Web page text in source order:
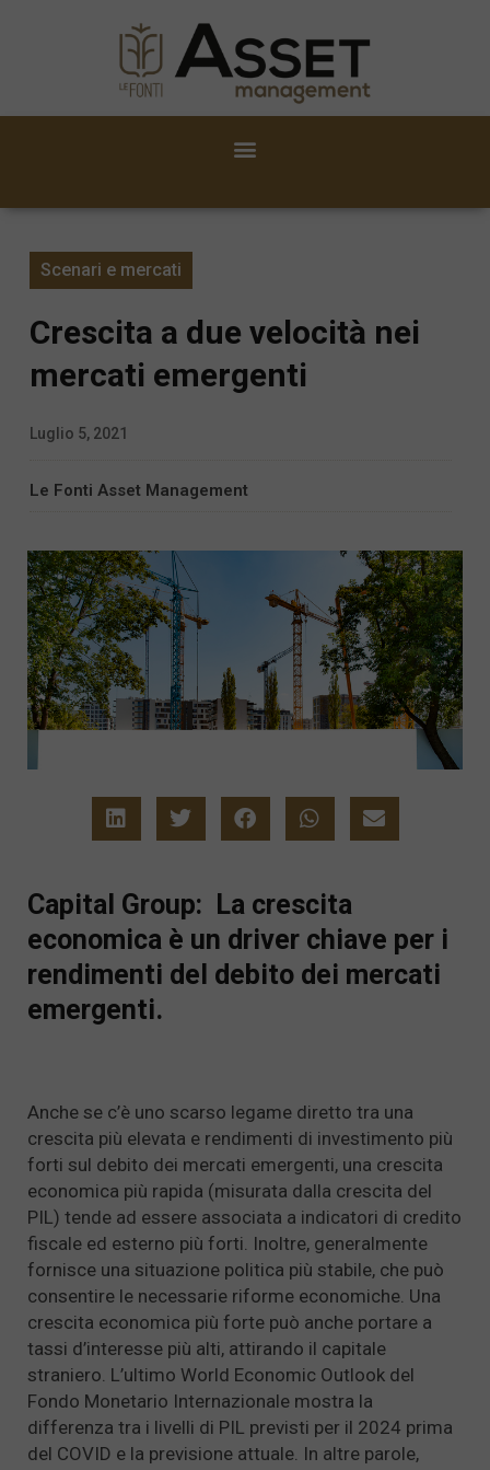
Scenari e mercati
Crescita a due velocità nei
mercati emergenti
Luglio 5, 2021
Le Fonti Asset Management
Capital Group: La crescita
economica è un driver chiave per i
rendimenti del debito dei mercati
emergenti.
Anche se c’è uno scarso legame diretto tra una
crescita più elevata e rendimenti di investimento più
forti sul debito dei mercati emergenti, una crescita
economica più rapida (misurata dalla crescita del
PIL) tende ad essere associata a indicatori di credito
fiscale ed esterno più forti. Inoltre, generalmente
fornisce una situazione politica più stabile, che può
consentire le necessarie riforme economiche. Una
crescita economica più forte può anche portare a
tassi d’interesse più alti, attirando il capitale
straniero. L’ultimo World Economic Outlook del
Fondo Monetario Internazionale mostra la
differenza tra i livelli di PIL previsti per il 2024 prima
del COVID e la previsione attuale. In altre parole,